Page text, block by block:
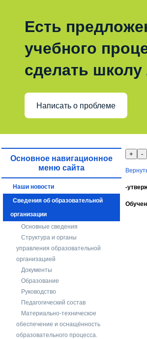
Есть
учебного
сделать
Написать о проблеме
Основное навигационное
меню сайта
Наши новости
Сведения об образовательной
организации
Основные сведения
Структура и органы
управления образовательной
организацией
Документы
Образование
Руководство
Педагогический состав
Материально-техническое
обеспечение и оснащённость
образовательного процесса.
-